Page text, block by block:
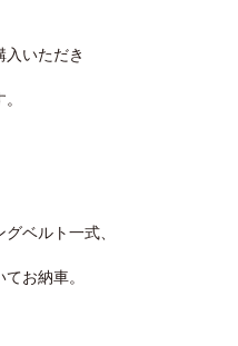
いただき
ベルト一式、
お納車。